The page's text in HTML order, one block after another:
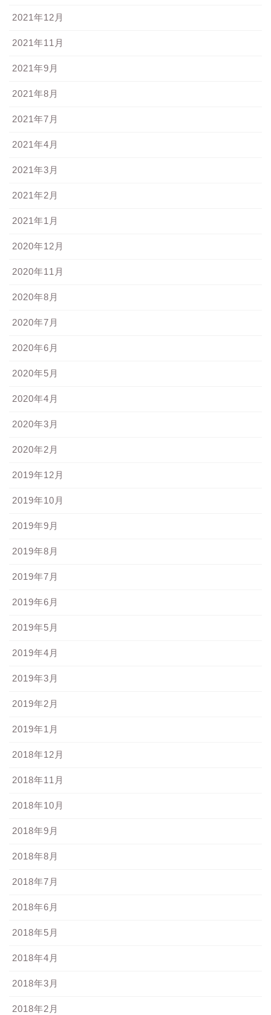
2021年12月
2021年11月
2021年9月
2021年8月
2021年7月
2021年4月
2021年3月
2021年2月
2021年1月
2020年12月
2020年11月
2020年8月
2020年7月
2020年6月
2020年5月
2020年4月
2020年3月
2020年2月
2019年12月
2019年10月
2019年9月
2019年8月
2019年7月
2019年6月
2019年5月
2019年4月
2019年3月
2019年2月
2019年1月
2018年12月
2018年11月
2018年10月
2018年9月
2018年8月
2018年7月
2018年6月
2018年5月
2018年4月
2018年3月
2018年2月